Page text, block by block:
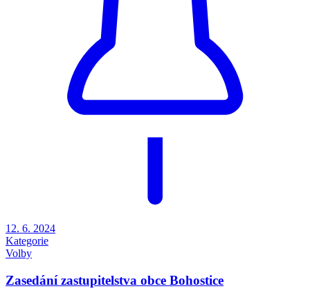
12. 6. 2024
Kategorie
Volby
Zasedání zastupitelstva obce Bohostice